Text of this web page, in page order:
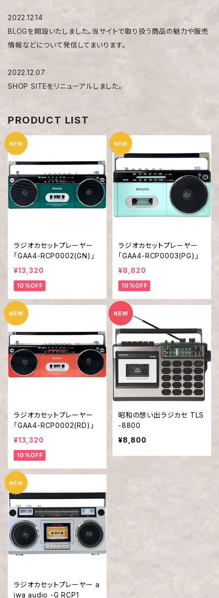
2022.12.14
BLOGを開設いたしました。当サイトで取り扱う商品の魅力や販売
情報などについて発信してまいります。
2022.12.07
SHOP SITEをリニューアルしました。
PRODUCT LIST
ラジオカセットプレーヤー
「GAA4-RCP0002(GN)」
¥13,320
10%OFF
ラジオカセットプレーヤー
「GAA4-RCP0003(PG)」
¥8,820
10%OFF
ラジオカセットプレーヤー
「GAA4-RCP0002(RD)」
¥13,320
10%OFF
昭和の想い出ラジカセ TLS
-8800
¥8,800
ラジオカセットプレーヤー a
iwa audio -G RCP1